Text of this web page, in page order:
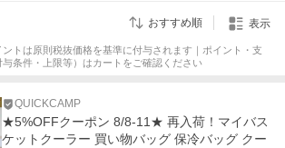
おすすめ順 表示
ントは原則税抜価格を基準に付与されます｜ポイント・支
条件・上限等）はカートをご確認ください
QUICKCAMP
★5%OFFクーポン 8/8-11★ 再入荷！マイバス
ケットクーラー 買い物バッグ 保冷バッグ クー